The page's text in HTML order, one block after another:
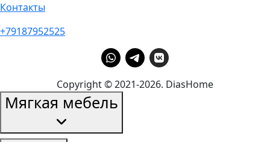
Контакты
+79187952525
Copyright © 2021-2026. DiasHome
Мягкая мебель